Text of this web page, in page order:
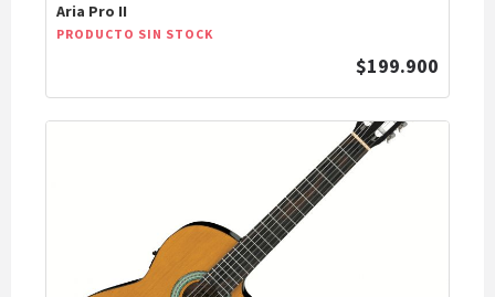
Aria Pro II
PRODUCTO SIN STOCK
$199.900